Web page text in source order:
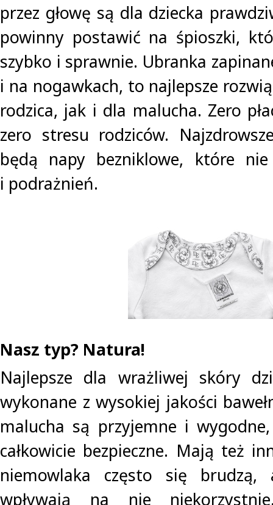
przez głowę są dla dziecka
powinny postawić na śpioszki,
szybko i sprawnie. Ubranka
i na nogawkach, to najlepsze
rodzica, jak i dla malucha. Zero
zero stresu rodziców.
będą napy bezniklowe, które
i podrażnień.
Nasz typ? Natura!
Najlepsze dla wrażliwej skóry
wykonane z wysokiej jakości
malucha są przyjemne i
całkowicie bezpieczne. Mają też
niemowlaka często się
wpływają na nie